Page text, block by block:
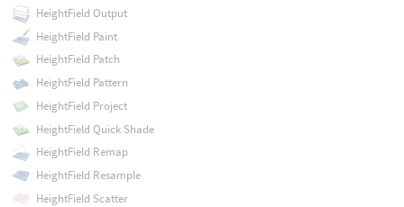
HeightField Output
HeightField Paint
HeightField Patch
HeightField Pattern
HeightField Project
HeightField Quick Shade
HeightField Remap
HeightField Resample
HeightField Scatter